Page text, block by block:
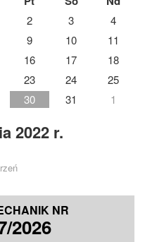
2 3
4
9 10
11
16 17
18
23 24
25
30 31 1
2022 r.
NR
2026